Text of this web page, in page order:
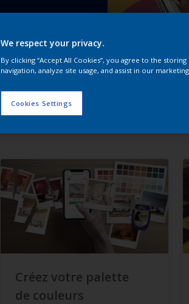
Créez votre palette
de couleurs
We respect your privacy.
By clicking “Accept All Cookies”, you agree to the
navigation, analyze site usage, and assist in our
Cookies Settings